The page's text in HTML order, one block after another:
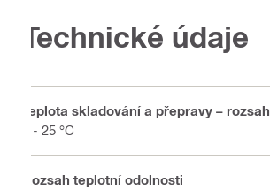
Technické údaje
Teplota skladování a přepravy – rozsah
5 - 25 °C
Rozsah teplotní odolnosti